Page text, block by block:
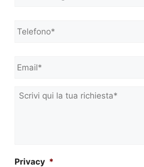
e
C
n
m
Scrivi
qui
Privacy *